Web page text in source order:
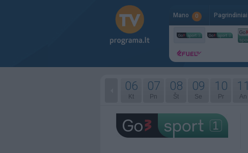
Mano 0 Pagrindiniai
06
Kt
07
Pn
08
Št
09
Se
10
Pr
11
An